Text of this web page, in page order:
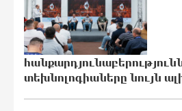
Մի´ հանձնվիր
ողորմածությանը,
վերջ. Ավետիք
կալանավայրից
«Չեմ
տեխնոլոգիաները նույն